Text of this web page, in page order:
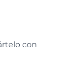
con